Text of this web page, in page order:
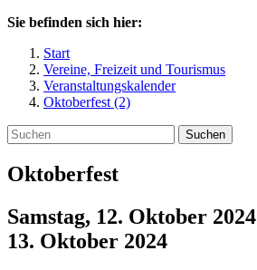
Sie befinden sich hier:
Start
Vereine, Freizeit und Tourismus
Veranstaltungskalender
Oktoberfest (2)
Suchen
Oktoberfest
Samstag, 12. Oktober 2024
13. Oktober 2024